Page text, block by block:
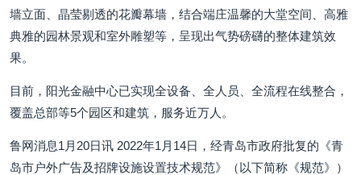
墙立面、晶莹剔透的花瓣幕墙，结合端庄温馨的大堂空间、高雅
典雅的园林景观和室外雕塑等，呈现出气势磅礴的整体建筑效
果。
目前，阳光金融中心已实现全设备、全人员、全流程在线整合，
覆盖总部等5个园区和建筑，服务近万人。
鲁网消息1月20日讯 2022年1月14日，经青岛市政府批复的《青
岛市户外广告及招牌设施设置技术规范》（以下简称《规范》）